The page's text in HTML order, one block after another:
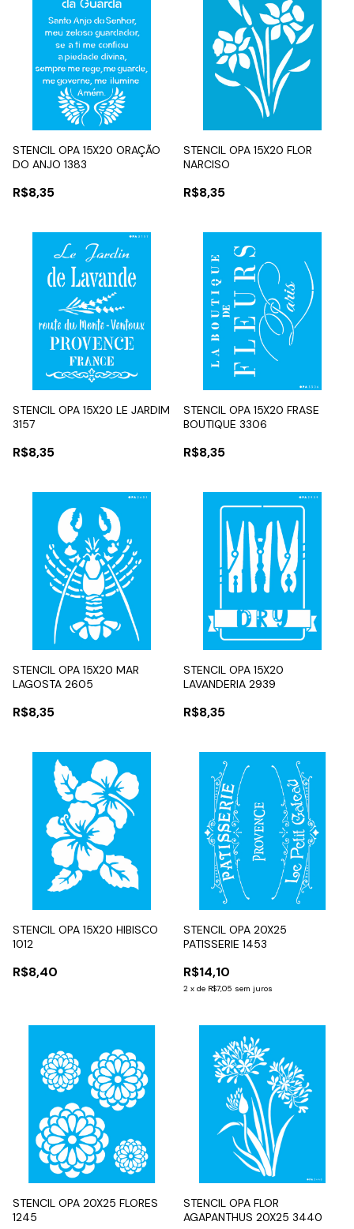
STENCIL OPA 15X20 ORAÇÃO
DO ANJO 1383
R$8,35
STENCIL OPA 15X20 FLOR
NARCISO
R$8,35
STENCIL OPA 15X20 LE JARDIM
3157
R$8,35
STENCIL OPA 15X20 FRASE
BOUTIQUE 3306
R$8,35
STENCIL OPA 15X20 MAR
LAGOSTA 2605
R$8,35
STENCIL OPA 15X20
LAVANDERIA 2939
R$8,35
STENCIL OPA 15X20 HIBISCO
1012
R$8,40
STENCIL OPA 20X25
PATISSERIE 1453
R$14,10
2 x de R$7,05 sem juros
STENCIL OPA 20X25 FLORES
1245
STENCIL OPA FLOR
AGAPANTHUS 20X25 3440